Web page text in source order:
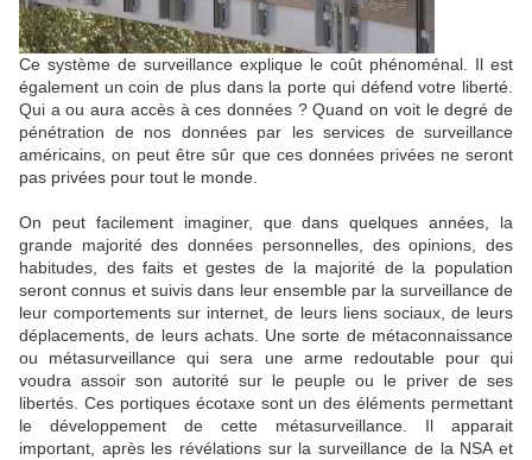
Ce système de surveillance explique le coût phénoménal. Il est
également un coin de plus dans la porte qui défend votre liberté.
Qui a ou aura accès à ces données ? Quand on voit le degré de
pénétration de nos données par les services de surveillance
américains, on peut être sûr que ces données privées ne seront
pas privées pour tout le monde.
On peut facilement imaginer, que dans quelques années, la
grande majorité des données personnelles, des opinions, des
habitudes, des faits et gestes de la majorité de la population
seront connus et suivis dans leur ensemble par la surveillance de
leur comportements sur internet, de leurs liens sociaux, de leurs
déplacements, de leurs achats. Une sorte de métaconnaissance
ou métasurveillance qui sera une arme redoutable pour qui
voudra assoir son autorité sur le peuple ou le priver de ses
libertés. Ces portiques écotaxe sont un des éléments permettant
le développement de cette métasurveillance. Il apparait
important, après les révélations sur la surveillance de la NSA et